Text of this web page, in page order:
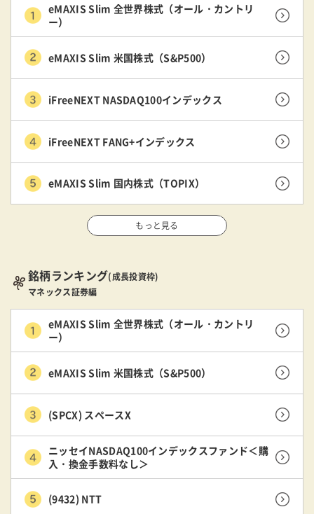
eMAXIS Slim 全世界株式（オール・カントリ
ー）
eMAXIS Slim 米国株式（S&P500）
iFreeNEXT NASDAQ100インデックス
iFreeNEXT FANG+インデックス
eMAXIS Slim 国内株式（TOPIX）
もっと見る
銘柄ランキング(成長投資枠)
マネックス証券編
eMAXIS Slim 全世界株式（オール・カントリ
ー）
eMAXIS Slim 米国株式（S&P500）
(SPCX) スペースX
ニッセイNASDAQ100インデックスファンド＜購
入・換金手数料なし＞
(9432) NTT